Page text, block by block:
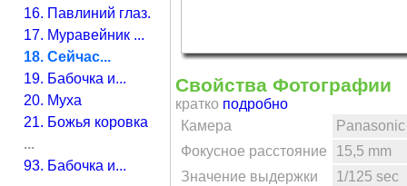
16. Павлиний глаз.
17. Муравейник ...
18. Сейчас...
19. Бабочка и...
20. Муха
21. Божья коровка
...
93. Бабочка и...
Свойства Фотографии
кратко подробно
Камера
Panasonic
Фокусное расстояние
15,5 mm
Значение выдержки
1/125 sec